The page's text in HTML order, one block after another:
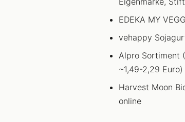
EDEKA MY
vehappy
Alpro Sortiment
~1,49-2,29 Euro)
Harvest Moon
online